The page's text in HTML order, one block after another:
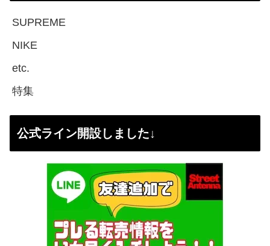
SUPREME
NIKE
etc.
特集
公式ライン開設しました↓